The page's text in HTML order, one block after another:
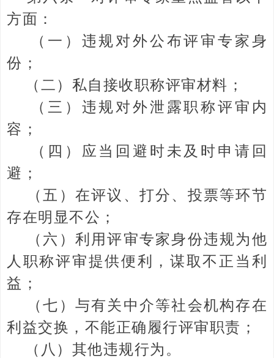
方面：
（一）违规对外公布评审专家身
份；
（二）私自接收职称评审材料；
（三）违规对外泄露职称评审内
容；
（四）应当回避时未及时申请回
避；
（五）在评议、打分、投票等环节
存在明显不公；
（六）利用评审专家身份违规为他
人职称评审提供便利，谋取不正当利
益；
（七）与有关中介等社会机构存在
利益交换，不能正确履行评审职责；
（八）其他违规行为。